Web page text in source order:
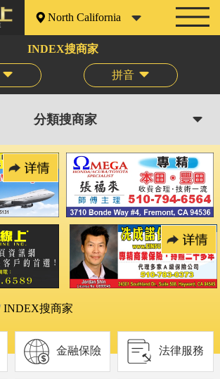
North California
INDEX搜商家
拼音
分類搜商家
INDEX搜商家
金融保險 法律服務